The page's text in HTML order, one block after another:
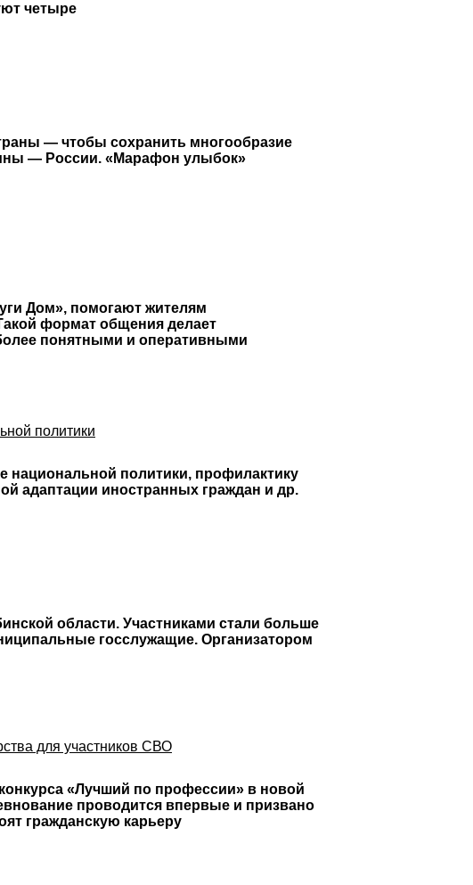
четыре
— чтобы сохранить многообразие
— России. «Марафон улыбок»
Дом», помогают жителям
формат общения делает
понятными и оперативными
политики
политики, профилактику
адаптации иностранных граждан и др.
области. Участниками стали больше
госслужащие. Организатором
для участников СВО
«Лучший по профессии» в новой
проводится впервые и призвано
гражданскую карьеру